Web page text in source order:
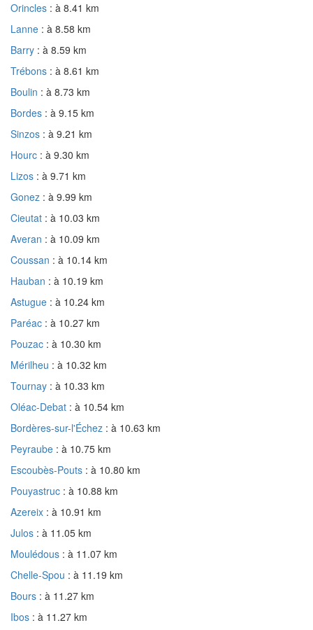
Orincles : à 8.41 km
Lanne : à 8.58 km
Barry : à 8.59 km
Trébons : à 8.61 km
Boulin : à 8.73 km
Bordes : à 9.15 km
Sinzos : à 9.21 km
Hourc : à 9.30 km
Lizos : à 9.71 km
Gonez : à 9.99 km
Cieutat : à 10.03 km
Averan : à 10.09 km
Coussan : à 10.14 km
Hauban : à 10.19 km
Astugue : à 10.24 km
Paréac : à 10.27 km
Pouzac : à 10.30 km
Mérilheu : à 10.32 km
Tournay : à 10.33 km
Oléac-Debat : à 10.54 km
Bordères-sur-l'Échez : à 10.63 km
Peyraube : à 10.75 km
Escoubès-Pouts : à 10.80 km
Pouyastruc : à 10.88 km
Azereix : à 10.91 km
Julos : à 11.05 km
Moulédous : à 11.07 km
Chelle-Spou : à 11.19 km
Bours : à 11.27 km
Ibos : à 11.27 km